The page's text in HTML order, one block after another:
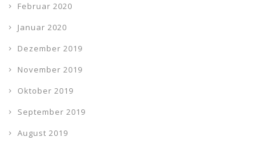
Februar 2020
Januar 2020
Dezember 2019
November 2019
Oktober 2019
September 2019
August 2019